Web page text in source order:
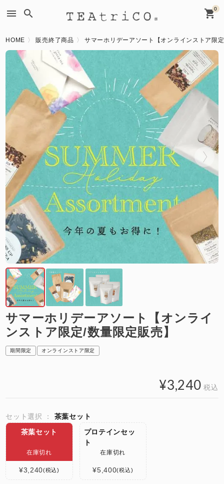
menu search 0
shopping_cart
HOME 販売終了商品 サマーホリデーアソート【オンラインストア限
サマーホリデーアソート【オンライ
ンストア限定/数量限定販売】
期間限定 オンラインストア限定
¥3,240 税込
セット選択
茶葉セット
茶葉セット
在庫切れ
¥3,240 税込
プロテインセッ
ト
在庫切れ
¥5,400 税込